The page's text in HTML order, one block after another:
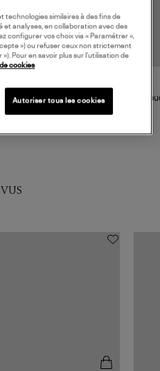
PYRENEX
Doudoune Sten Deep Khaki
technologies similaires à des fins de
analyses, en collaboration avec des
configurer vos choix via « Paramétrer »,
») ou refuser ceux non strictement
Pour en savoir plus sur l’utilisation de
cookies
Autoriser tous les cookies